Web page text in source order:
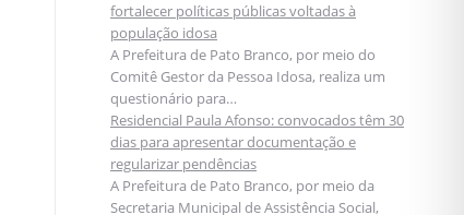
fortalecer políticas públicas voltadas à
população idosa
A Prefeitura de Pato Branco, por meio do
Comitê Gestor da Pessoa Idosa, realiza um
questionário para…
Residencial Paula Afonso: convocados têm 30
dias para apresentar documentação e
regularizar pendências
A Prefeitura de Pato Branco, por meio da
Secretaria Municipal de Assistência Social,